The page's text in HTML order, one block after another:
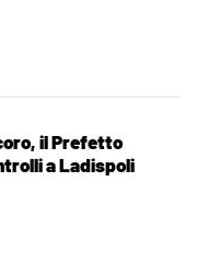
il Prefetto
a Ladispoli